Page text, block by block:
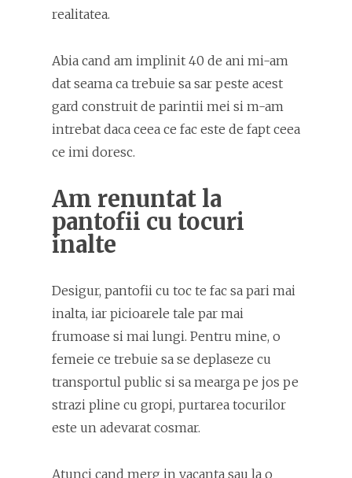
realitatea.
Abia cand am implinit 40 de ani mi-am
dat seama ca trebuie sa sar peste acest
gard construit de parintii mei si m-am
intrebat daca ceea ce fac este de fapt ceea
ce imi doresc.
Am renuntat la
pantofii cu tocuri
inalte
Desigur, pantofii cu toc te fac sa pari mai
inalta, iar picioarele tale par mai
frumoase si mai lungi. Pentru mine, o
femeie ce trebuie sa se deplaseze cu
transportul public si sa mearga pe jos pe
strazi pline cu gropi, purtarea tocurilor
este un adevarat cosmar.
Atunci cand merg in vacanta sau la o